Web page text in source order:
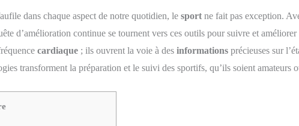
dans chaque aspect de notre quotidien, le sportne fait pas exception.
d’amélioration continue se tournent vers ces outils pour suivre et améliorer
cardiaque; ils ouvrent la voie à des informationsprécieuses sur
transforment la préparation et le suivi des sportifs, qu’ils soient amateurs